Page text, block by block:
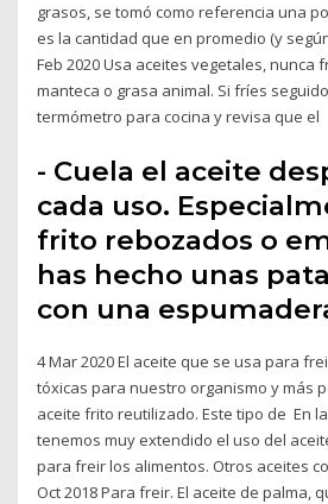
grasos, se tomó como referencia una
es la cantidad que en promedio (y
Feb 2020 Usa aceites vegetales, nunca
manteca o grasa animal. Si fríes
termómetro para cocina y revisa que el
- Cuela el aceite
cada uso.
frito rebozados o
has hecho unas
con una
4 Mar 2020 El aceite que se usa para
tóxicas para nuestro organismo y más
aceite frito reutilizado. Este tipo de En
tenemos muy extendido el uso del
para freir los alimentos. Otros aceites
Oct 2018 Para freir. El aceite de palma,